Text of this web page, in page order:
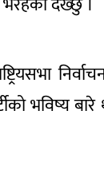
भविष्य